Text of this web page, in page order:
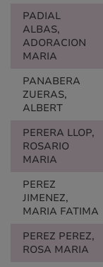
PADIAL
ALBAS,
ADORACION
MARIA
PANABERA
ZUERAS,
ALBERT
PERERA LLOP,
ROSARIO
MARIA
PEREZ
JIMENEZ,
MARIA FATIMA
PEREZ PEREZ,
ROSA MARIA